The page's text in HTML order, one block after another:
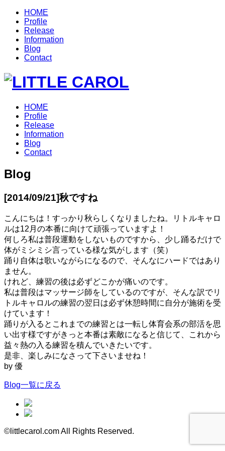
HOME
Profile
Release
Information
Blog
Contact
HOME
Profile
Release
Information
Blog
Contact
Blog
[2014/09/21]秋ですね
こんにちは！すっかり秋らしくなりましたね。リトルキャロ
ルは12月の本番に向けて頑張っていますよ！
何しろ私は普段運動をしないものですから、少し踊るだけで
体がミシミシ言っている様な気がします（笑）
踊り自体は歌いながらになるので、そんなにハードではあり
ません。
けれど、練習の後は必ずどこかが痛いのです。
私は普段はマッサージ師をしているのですが、そんな訳でリ
トルキャロルの練習の翌日は必ず休憩時間に自分が施術を受
けています！
踊りが入るとこれまでの練習とは一転し体育会系の部活を思
い出す様ですがきっと本番は素敵になると信じて、これから
益々熱の入る練習を積んでいきたいです。
是非、楽しみになさって下さいませね！
by 優
Blog一覧に戻る
©littlecarol.com All Rights Reserved.